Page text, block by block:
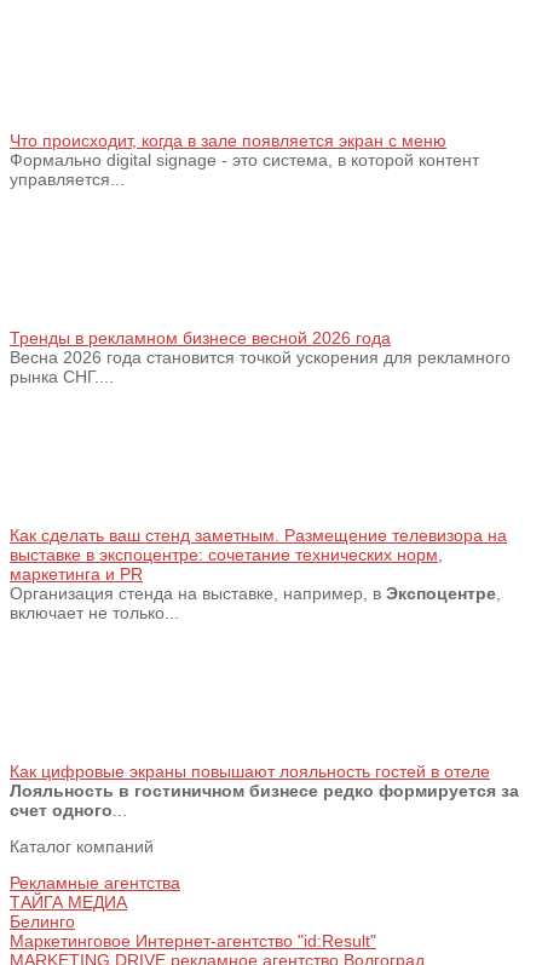
Что происходит, когда в зале появляется экран с меню
Формально digital signage - это система, в которой контент
управляется...
Тренды в рекламном бизнесе весной 2026 года
Весна 2026 года становится точкой ускорения для рекламного
рынка СНГ....
Как сделать ваш стенд заметным. Размещение телевизора на
выставке в экспоцентре: сочетание технических норм,
маркетинга и PR
Организация стенда на выставке, например, в Экспоцентре
включает не только...
Как цифровые экраны повышают лояльность гостей в отеле
Лояльность в гостиничном бизнесе редко формируется за
счет одного
Каталог компаний
Рекламные агентства
ТАЙГА МЕДИА
Белинго
Маркетинговое Интернет-агентство "id:Result"
MARKETING DRIVE рекламное агентство Волгоград